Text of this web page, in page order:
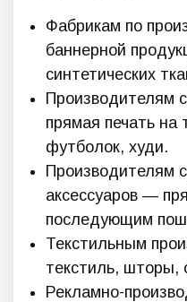
Фабрикам по
баннерной
синтетических
Производителям
прямая печать
футболок, худи.
Производителям
аксессуаров —
последующим
Текстильным
текстиль, шторы,
Рекламно-